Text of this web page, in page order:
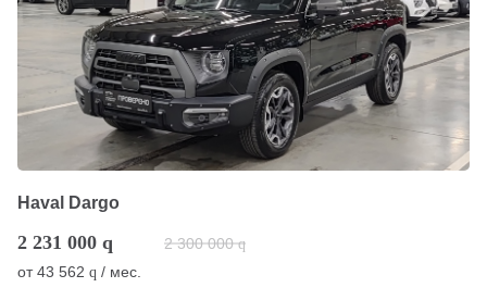
Haval Dargo
2 231 000 q 2 300 000 q
от43 562 q / мес.